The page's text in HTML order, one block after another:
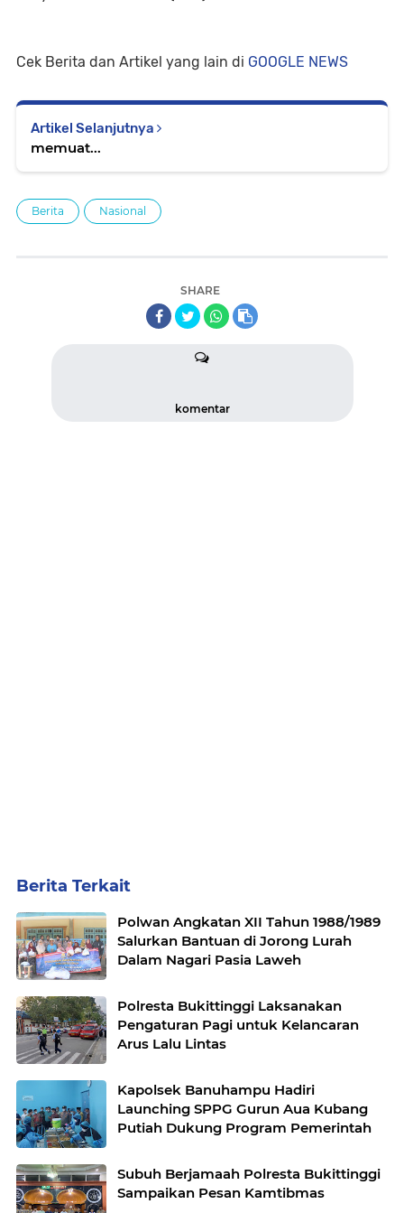
Cek Berita dan Artikel yang lain di GOOGLE NEWS
Artikel Selanjutnya
memuat...
Berita Nasional
SHARE
komentar
Berita Terkait
Polwan Angkatan XII Tahun 1988/1989
Salurkan Bantuan di Jorong Lurah
Dalam Nagari Pasia Laweh
Polresta Bukittinggi Laksanakan
Pengaturan Pagi untuk Kelancaran
Arus Lalu Lintas
Kapolsek Banuhampu Hadiri
Launching SPPG Gurun Aua Kubang
Putiah Dukung Program Pemerintah
Subuh Berjamaah Polresta Bukittinggi
Sampaikan Pesan Kamtibmas